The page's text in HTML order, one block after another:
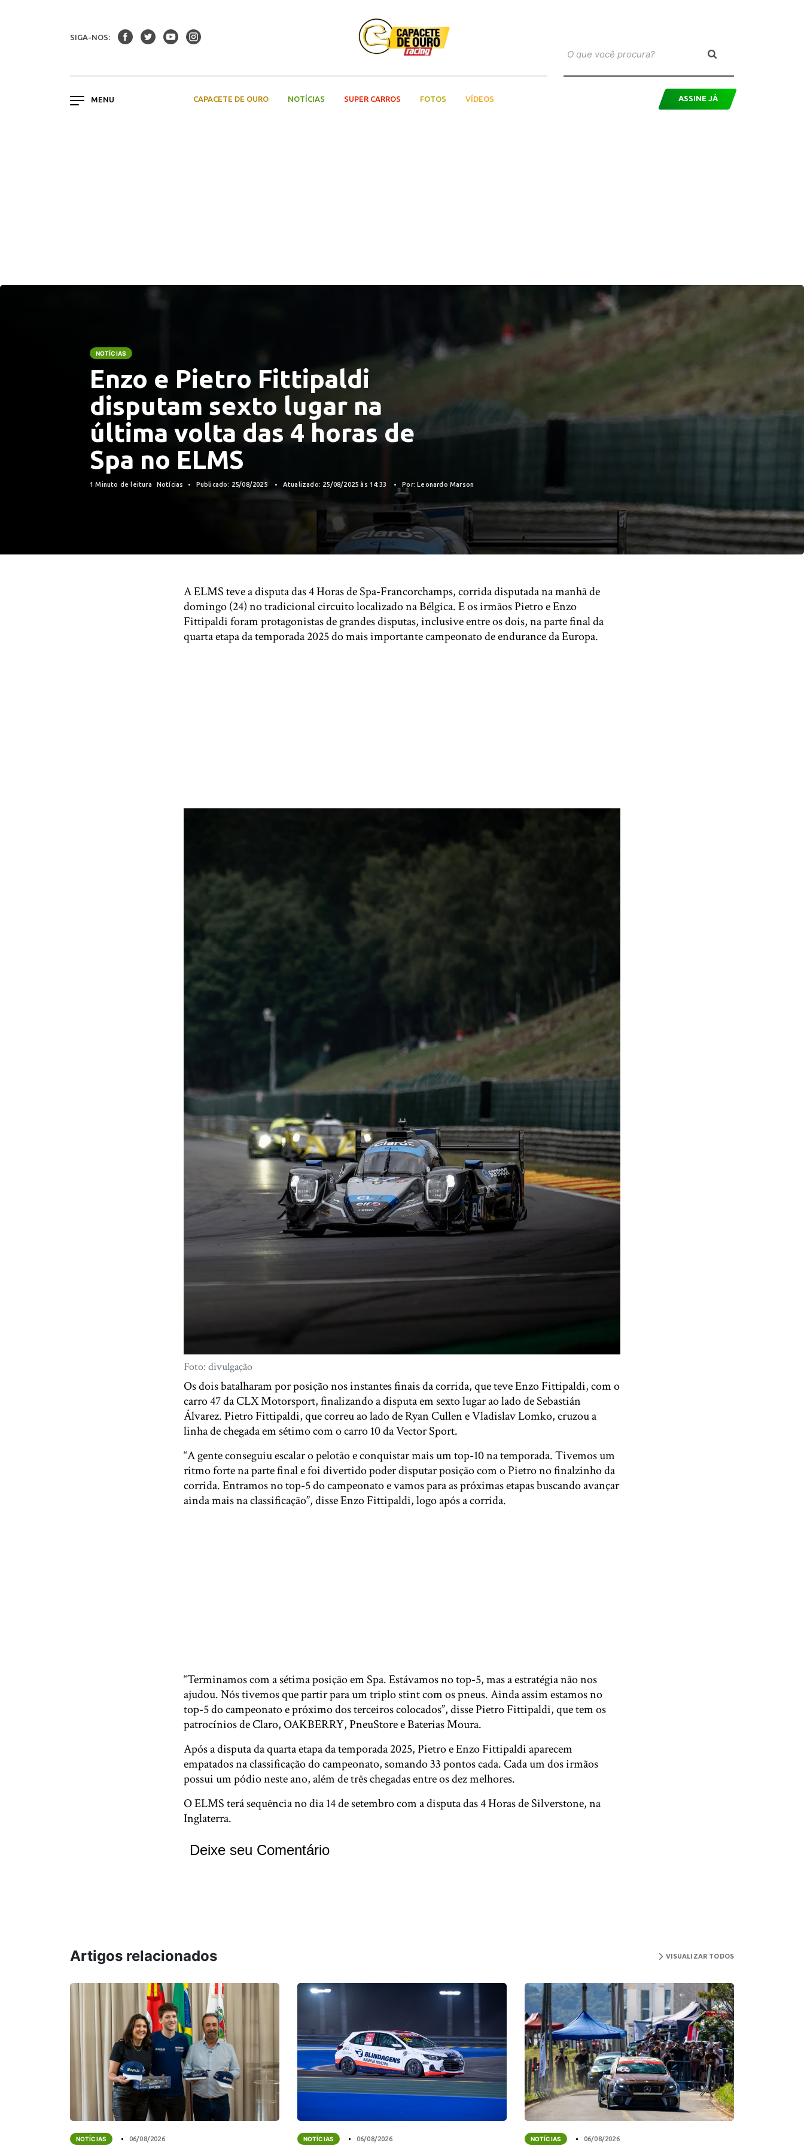
SIGA-NOS:
CAPACETE DE OURO NOTÍCIAS SUPER CARROS FOTOS VÍDEOS ASSINE JÁ
NOTÍCIAS
Enzo e Pietro Fittipaldi
disputam sexto lugar na
última volta das 4 horas de
Spa no ELMS
1 Minuto de leitura Notícias Publicado: 25/08/2025 Atualizado: 25/08/2025 às 14:33 Por: Leonardo Marson
A ELMS teve a disputa das 4 Horas de Spa-Francorchamps, corrida disputada na manhã de
domingo (24) no tradicional circuito localizado na Bélgica. E os irmãos Pietro e Enzo
Fittipaldi foram protagonistas de grandes disputas, inclusive entre os dois, na parte final da
quarta etapa da temporada 2025 do mais importante campeonato de endurance da Europa.
Foto: divulgação
Os dois batalharam por posição nos instantes finais da corrida, que teve Enzo Fittipaldi, com o
carro 47 da CLX Motorsport, finalizando a disputa em sexto lugar ao lado de Sebastián
Álvarez. Pietro Fittipaldi, que correu ao lado de Ryan Cullen e Vladislav Lomko, cruzou a
linha de chegada em sétimo com o carro 10 da Vector Sport.
“A gente conseguiu escalar o pelotão e conquistar mais um top-10 na temporada. Tivemos um
ritmo forte na parte final e foi divertido poder disputar posição com o Pietro no finalzinho da
corrida. Entramos no top-5 do campeonato e vamos para as próximas etapas buscando avançar
ainda mais na classificação”, disse Enzo Fittipaldi, logo após a corrida.
“Terminamos com a sétima posição em Spa. Estávamos no top-5, mas a estratégia não nos
ajudou. Nós tivemos que partir para um triplo stint com os pneus. Ainda assim estamos no
top-5 do campeonato e próximo dos terceiros colocados”, disse Pietro Fittipaldi, que tem os
patrocínios de Claro, OAKBERRY, PneuStore e Baterias Moura.
Após a disputa da quarta etapa da temporada 2025, Pietro e Enzo Fittipaldi aparecem
empatados na classificação do campeonato, somando 33 pontos cada. Cada um dos irmãos
possui um pódio neste ano, além de três chegadas entre os dez melhores.
O ELMS terá sequência no dia 14 de setembro com a disputa das 4 Horas de Silverstone, na
Inglaterra.
Deixe seu Comentário
Artigos relacionados VISUALIZAR TODOS
NOTÍCIAS 06/08/2026 NOTÍCIAS 06/08/2026 NOTÍCIAS 06/08/2026